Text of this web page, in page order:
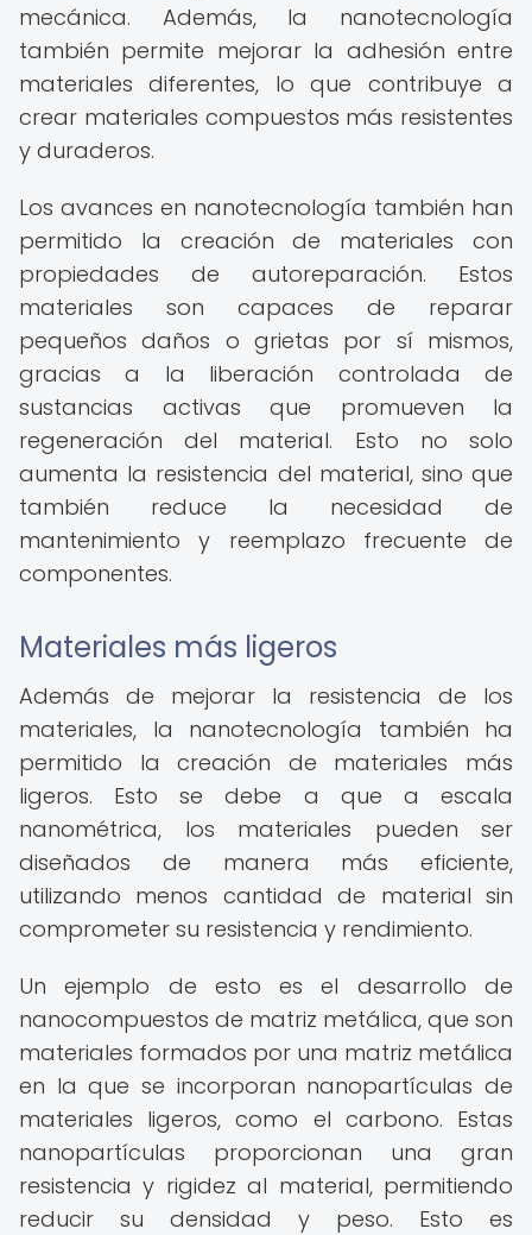
mecánica. Además, la nanotecnología
también permite mejorar la adhesión entre
materiales diferentes, lo que contribuye a
crear materiales compuestos más resistentes
y duraderos.
Los avances en nanotecnología también han
permitido la creación de materiales con
propiedades de autoreparación. Estos
materiales son capaces de reparar
pequeños daños o grietas por sí mismos,
gracias a la liberación controlada de
sustancias activas que promueven la
regeneración del material. Esto no solo
aumenta la resistencia del material, sino que
también reduce la necesidad de
mantenimiento y reemplazo frecuente de
componentes.
Materiales más ligeros
Además de mejorar la resistencia de los
materiales, la nanotecnología también ha
permitido la creación de materiales más
ligeros. Esto se debe a que a escala
nanométrica, los materiales pueden ser
diseñados de manera más eficiente,
utilizando menos cantidad de material sin
comprometer su resistencia y rendimiento.
Un ejemplo de esto es el desarrollo de
nanocompuestos de matriz metálica, que son
materiales formados por una matriz metálica
en la que se incorporan nanopartículas de
materiales ligeros, como el carbono. Estas
nanopartículas proporcionan una gran
resistencia y rigidez al material, permitiendo
reducir su densidad y peso. Esto es